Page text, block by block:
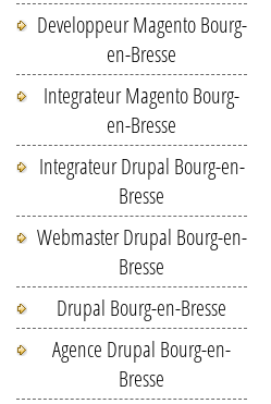
Developpeur Magento Bourg-
en-Bresse
Integrateur Magento Bourg-
en-Bresse
Integrateur Drupal Bourg-en-
Bresse
Webmaster Drupal Bourg-en-
Bresse
Drupal Bourg-en-Bresse
Agence Drupal Bourg-en-
Bresse